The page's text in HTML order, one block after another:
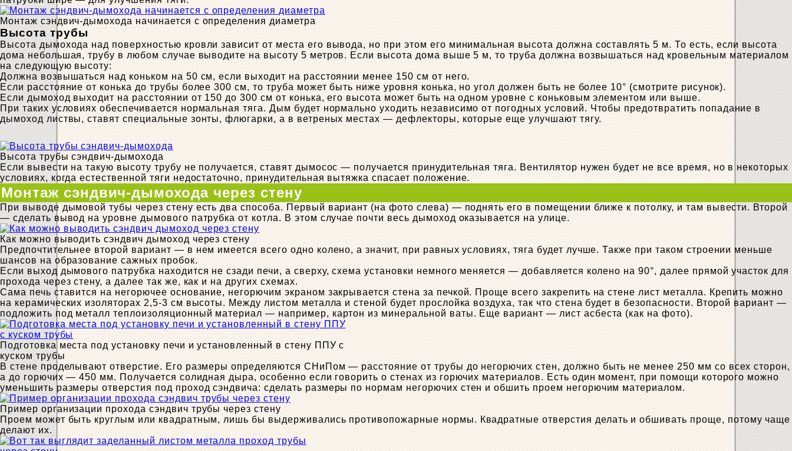
Монтаж сэндвич-дымохода начинается с определения диаметра
Высота трубы
Высота дымохода над поверхностью кровли зависит от места его вывода, но при этом его минимальная высота должна составлять 5 м. То есть, если высота
дома небольшая, трубу в любом случае выводите на высоту 5 метров. Если высота дома выше 5 м, то труба должна возвышаться над кровельным материалом
на следующую высоту:
Должна возвышаться над коньком на 50 см, если выходит на расстоянии менее 150 см от него.
Если расстояние от конька до трубы более 300 см, то труба может быть ниже уровня конька, но угол должен быть не более 10° (смотрите рисунок).
Если дымоход выходит на расстоянии от 150 до 300 см от конька, его высота может быть на одном уровне с коньковым элементом или выше.
При таких условиях обеспечивается нормальная тяга. Дым будет нормально уходить независимо от погодных условий. Чтобы предотвратить попадание в
дымоход листвы, ставят специальные зонты, флюгарки, а в ветреных местах — дефлекторы, которые еще улучшают тягу.
Высота трубы сэндвич-дымохода
Если вывести на такую высоту трубу не получается, ставят дымосос — получается принудительная тяга. Вентилятор нужен будет не все время, но в некоторых
условиях, когда естественной тяги недостаточно, принудительная вытяжка спасает положение.
Монтаж сэндвич-дымохода через стену
При выводе дымовой тубы через стену есть два способа. Первый вариант (на фото слева) — поднять его в помещении ближе к потолку, и там вывести. Второй
— сделать вывод на уровне дымового патрубка от котла. В этом случае почти весь дымоход оказывается на улице.
Как можно выводить сэндвич дымоход через стену
Предпочтительнее второй вариант — в нем имеется всего одно колено, а значит, при равных условиях, тяга будет лучше. Также при таком строении меньше
шансов на образование сажных пробок.
Если выход дымового патрубка находится не сзади печи, а сверху, схема установки немного меняется — добавляется колено на 90°, далее прямой участок для
прохода через стену, а далее так же, как и на других схемах.
Сама печь ставится на негорючее основание, негорючим экраном закрывается стена за печкой. Проще всего закрепить на стене лист металла. Крепить можно
на керамических изоляторах 2,5-3 см высоты. Между листом металла и стеной будет прослойка воздуха, так что стена будет в безопасности. Второй вариант —
подложить под металл теплоизоляционный материал — например, картон из минеральной ваты. Еще вариант — лист асбеста (как на фото).
Подготовка места под установку печи и установленный в стену ППУ с
куском трубы
В стене проделывают отверстие. Его размеры определяются СНиПом — расстояние от трубы до негорючих стен, должно быть не менее 250 мм со всех сторон,
а до горючих — 450 мм. Получается солидная дыра, особенно если говорить о стенах из горючих материалов. Есть один момент, при помощи которого можно
уменьшить размеры отверстия под проход сэндвича: сделать размеры по нормам негорючих стен и обшить проем негорючим материалом.
Пример организации прохода сэндвич трубы через стену
Проем может быть круглым или квадратным, лишь бы выдерживались противопожарные нормы. Квадратные отверстия делать и обшивать проще, потому чаще
делают их.